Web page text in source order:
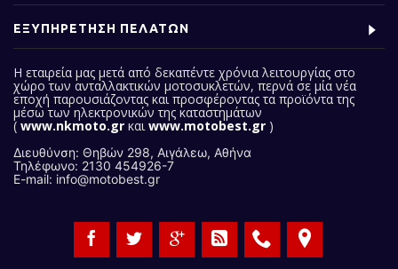
ΕΞΥΠΗΡΕΤΗΣΗ ΠΕΛΑΤΩΝ
Η εταιρεία μας μετά από δεκαπέντε χρόνια λειτουργίας στο
χώρο των ανταλλακτικών μοτοσυκλετών, περνά σε μία νέα
εποχή παρουσιάζοντας και προσφέροντας τα προϊόντα της
μέσω των ηλεκτρονικών της καταστημάτων
( www.nkmoto.gr και www.motobest.gr )
Διευθύνση: Θηβών 298, Αιγάλεω, Αθήνα
Τηλέφωνο: 2130 454926-7
E-mail: info@motobest.gr